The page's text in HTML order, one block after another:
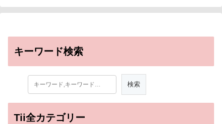
キーワード検索
Tii全カテゴリー